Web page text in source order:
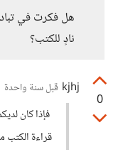
هل فكرت في
نادٍ للكتب؟
0
kjhj قبل سنة واحدة
فإذا كان
قراءة الكتب